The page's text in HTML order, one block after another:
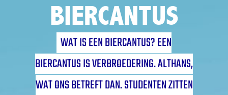
BIERCANTUS
WAT IS EEN BIERCANTUS? EEN
BIERCANTUS IS VERBROEDERING. ALTHANS,
WAT ONS BETREFT DAN. STUDENTEN ZITTEN